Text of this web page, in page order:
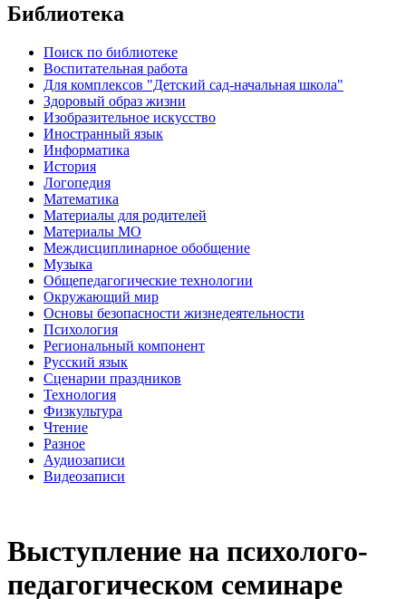
Библиотека
Поиск по библиотеке
Воспитательная работа
Для комплексов "Детский сад-начальная школа"
Здоровый образ жизни
Изобразительное искусство
Иностранный язык
Информатика
История
Логопедия
Математика
Материалы для родителей
Материалы МО
Междисциплинарное обобщение
Музыка
Общепедагогические технологии
Окружающий мир
Основы безопасности жизнедеятельности
Психология
Региональный компонент
Русский язык
Сценарии праздников
Технология
Физкультура
Чтение
Разное
Аудиозаписи
Видеозаписи
Выступление на психолого-
педагогическом семинаре